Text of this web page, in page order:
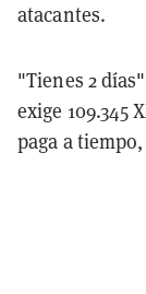
atacantes.
"Tienes 2
exige 109.345
paga a